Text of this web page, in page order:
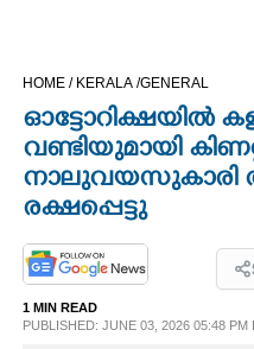
CINEMA
OPINION
HOME / KERALA /GENERAL
ഓട്ടോറിക്ഷയിൽ
വണ്ടിയുമായി
നാലുവയസുകാരി
രക്ഷപ്പെട്ടു
1 MIN READ
PUBLISHED: JUNE 03, 2026 05:48 PM